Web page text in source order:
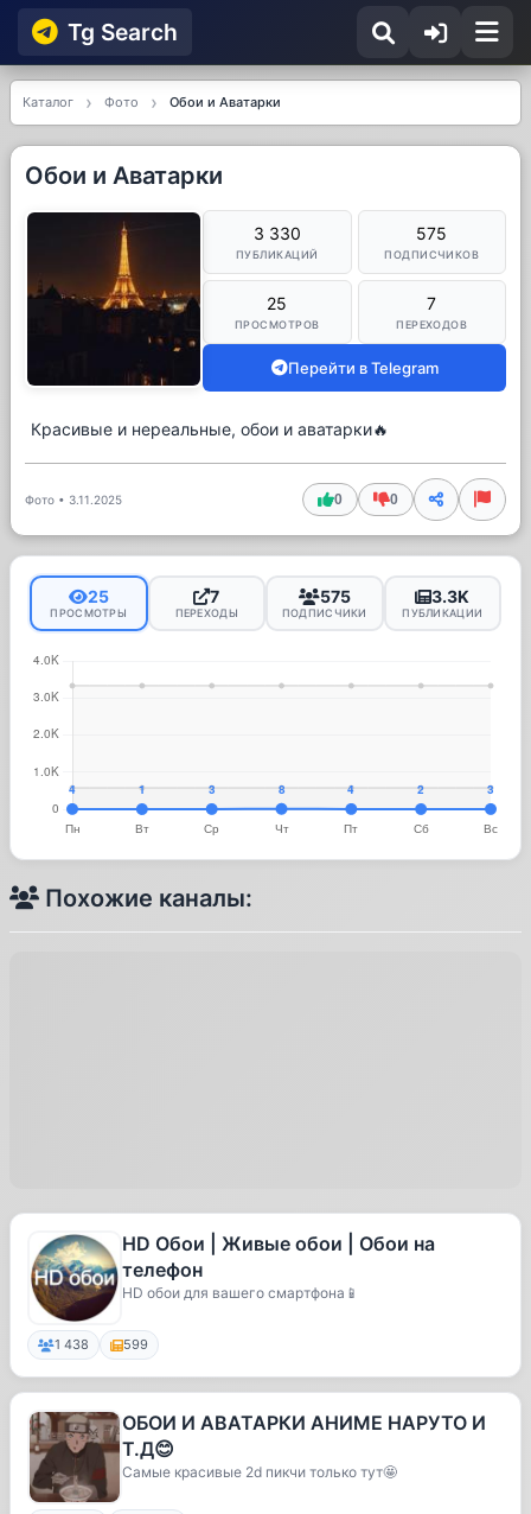
Tg Searсh
Каталог Фото Обои и Аватарки
Обои и Аватарки
3 330
ПУБЛИКАЦИЙ
575
ПОДПИСЧИКОВ
25
ПРОСМОТРОВ
7
ПЕРЕХОДОВ
Перейти в Telegram
Красивые и нереальные, обои и аватарки🔥
Фото • 3.11.2025 0 0
25
ПРОСМОТРЫ
7
ПЕРЕХОДЫ
575
ПОДПИСЧИКИ
3.3K
ПУБЛИКАЦИИ
Похожие каналы:
HD Обои | Живые обои | Обои на
телефон
HD обои для вашего смартфона📱
1 438 599
ОБОИ И АВАТАРКИ АНИМЕ НАРУТО И
Т.Д😊
Самые красивые 2d пикчи только тут🤩